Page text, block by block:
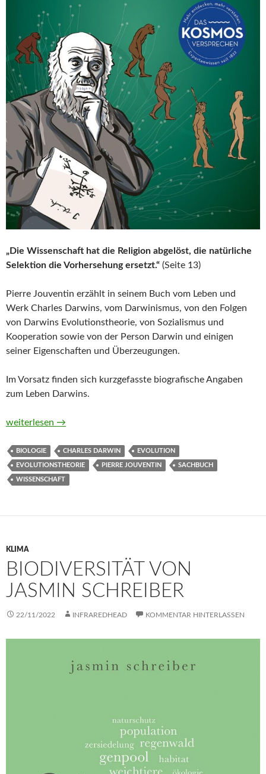
„Die Wissenschaft hat die Religion abgelöst, die natürliche
Selektion die Vorhersehung ersetzt.“ (Seite 13)
Pierre Jouventin erzählt in seinem Buch vom Leben und
Werk Charles Darwins, vom Darwinismus, von den Folgen
von Darwins Evolutionstheorie, von Sozialismus und
Kooperation sowie von der Person Darwin und einigen
seiner Eigenschaften und Überzeugungen.
Im Vorsatz finden sich kurzgefasste biografische Angaben
zum Leben Darwins.
Einfach Darwin! Geniale Gedanken – verständlich erklärt von
weiterlesen →
BIOLOGIE CHARLES DARWIN EVOLUTION
EVOLUTIONSTHEORIE PIERRE JOUVENTIN SACHBUCH
WISSENSCHAFT
KLIMA
BIODIVERSITÄT VON
JASMIN SCHREIBER
22/11/2022 INFRAREDHEAD KOMMENTAR HINTERLASSEN